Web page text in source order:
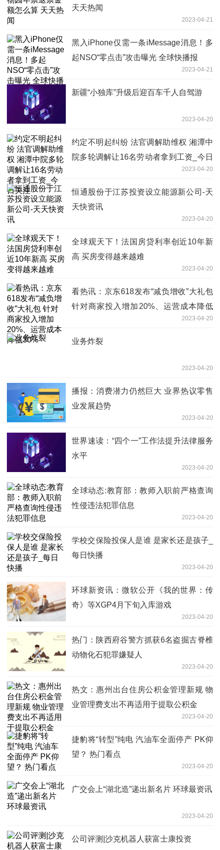
天天热闻
2023-04-21
黑入iPhone仅需一条iMessage消息！多
起NSO“零点击”攻击曝光 全球快播报
2023-04-21
新疆“小独库”升级后迎百车千人自驾游
2023-04-20
约定不明起纠纷 法官调解助维权 湘潭中
院多轮调解让16名劳动者拿到工资_今日
2023-04-20
恒通股份于江苏投资设立能源新公司-天
天快资讯
2023-04-20
全球观天下！法国房贷利率创近10年新
高 买房变得越来越难
2023-04-20
看热讯：京东618发布“减负增收”大礼包
针对商家投入增加20%、运营成本降低
2023-04-20
业务炸裂
2023-04-20
播报：消费潜力仍然巨大 业界热议零售
业发展趋势
2023-04-20
世界速读：“四个一”工作法提升法律服务
水平
2023-04-20
全球动态:教育部：教师入职前严格查询
性侵违法犯罪信息
2023-04-20
学校交保险投保人是谁 是家长还是孩子_
每日快播
2023-04-20
环球新资讯：微软公开《我的世界：传
奇》等XGP4月下旬入库游戏
2023-04-20
热门：陕西府谷警方抓获6名盗掘古脊椎
动物化石犯罪嫌疑人
2023-04-20
热文：惠州出台住房公积金管理新规 物
业管理费支出不再适用于提取公积金
2023-04-20
捷豹将“转型”纯电 汽油车全面停产 PK仰
望？ 热门看点
2023-04-20
广交会上“湖北造”递出新名片 环球最资讯
2023-04-20
公司评测|沙克机器人获富士康投资